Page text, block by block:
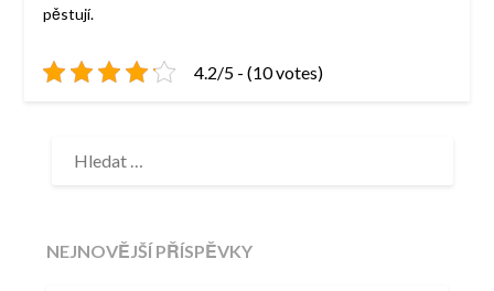
pěstují.
4.2/5 - (10 votes)
NEJNOVĚJŠÍ PŘÍSPĚVKY